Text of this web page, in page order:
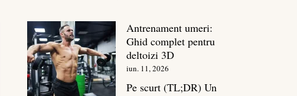
culturism:
Inamicul
tăcut
al
masei
Antrenament umeri:
Ghid complet pentru
deltoizi 3D
iun. 11, 2026
Pe scurt (TL;DR) Un